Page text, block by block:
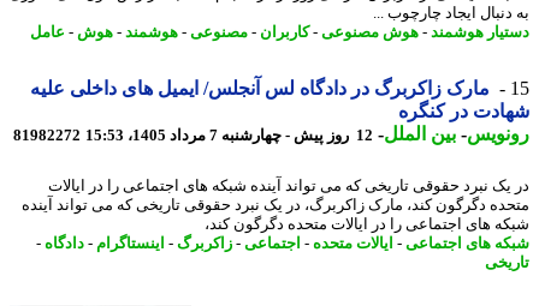
ایجاد چارچوب ...
هوشمند-هوش مصنوعی-کاربران - مصنوعی-هوشمند-هوش-عامل
مارک زاکربرگ در دادگاه لس آنجلس/ ایمیل های داخلی علیه
در کنگره
-بین الملل-12 روز پیش - چهارشنبه 7 مرداد 1405، 15:53 81982272
نبرد حقوقی تاریخی که می تواند آینده شبکه های اجتماعی را در ایالات
دگرگون کند، مارک زاکربرگ، در یک نبرد حقوقی تاریخی که می تواند آینده
های اجتماعی را در ایالات متحده دگرگون کند،
های اجتماعی-ایالات متحده-اجتماعی-زاکربرگ - اینستاگرام- دادگاه -